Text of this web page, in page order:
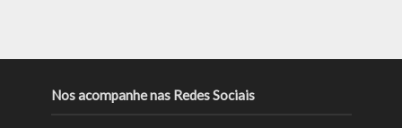
Nos acompanhe nas Redes Sociais